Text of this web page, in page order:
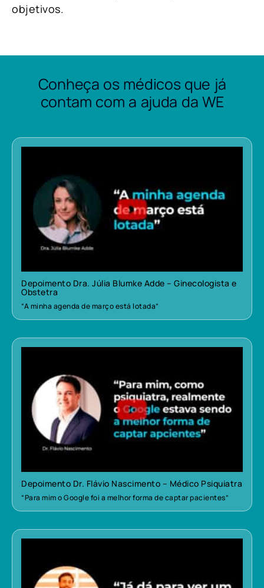
objetivos.
Conheça os médicos que já
contam com a ajuda da WE
Depoimento Dra. Júlia Blumke Adde – Ginecologista e
Obstetra
“A minha agenda de março está lotada”
Depoimento Dr. Flávio Nascimento – Médico Psiquiatra
“Para mim o Google foi a melhor forma de captar pacientes”